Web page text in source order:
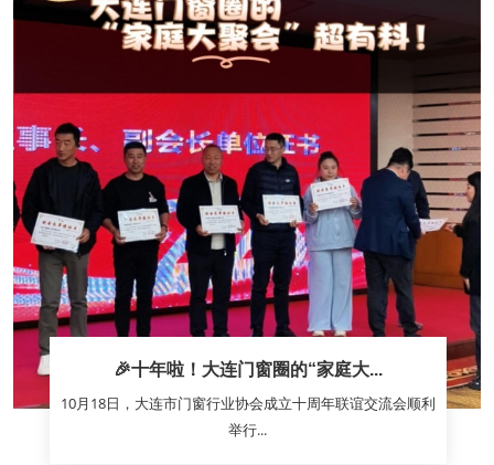
🎉十年啦！大连门窗圈的“家庭大...
10月18日，大连市门窗行业协会成立十周年联谊交流会顺利
举行...